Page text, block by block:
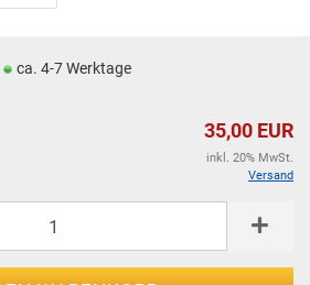
ca. 4-7 Werktage
35,00 EUR
inkl. 20% MwSt.
Versand